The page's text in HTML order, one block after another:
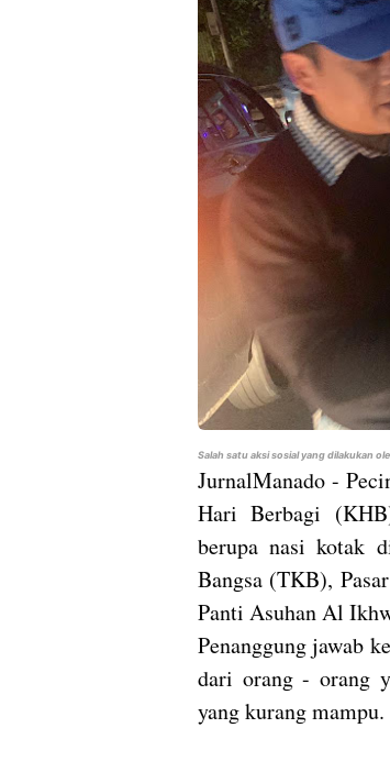
Salah satu aksi sosial yang dilakukan
JurnalManado -
Hari Berbagi
berupa nasi kotak
Bangsa (TKB),
Panti Asuhan Al
Penanggung jawab
dari orang - orang
yang kurang mampu.